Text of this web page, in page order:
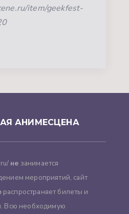
item/geekfest-
АНИМЕСЦЕНА
не занимается
мероприятий, сайт
распространяет билеты и
Всю необходимую